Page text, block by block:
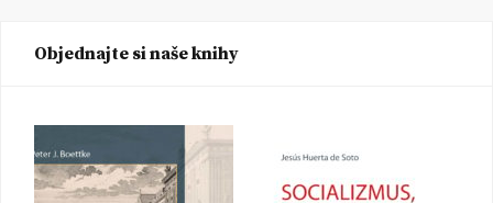
Objednajte si naše knihy